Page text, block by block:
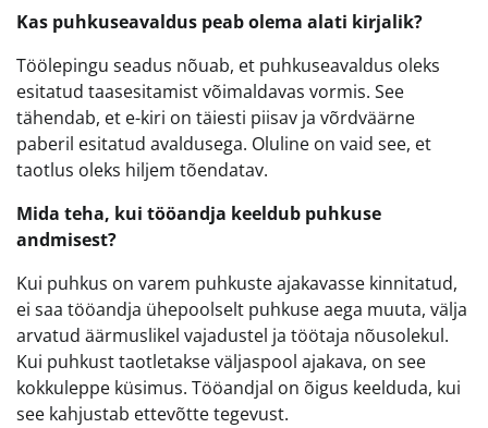
Kas puhkuseavaldus peab olema alati kirjalik?
Töölepingu seadus nõuab, et puhkuseavaldus oleks
esitatud taasesitamist võimaldavas vormis. See
tähendab, et e-kiri on täiesti piisav ja võrdväärne
paberil esitatud avaldusega. Oluline on vaid see, et
taotlus oleks hiljem tõendatav.
Mida teha, kui tööandja keeldub puhkuse
andmisest?
Kui puhkus on varem puhkuste ajakavasse kinnitatud,
ei saa tööandja ühepoolselt puhkuse aega muuta, välja
arvatud äärmuslikel vajadustel ja töötaja nõusolekul.
Kui puhkust taotletakse väljaspool ajakava, on see
kokkuleppe küsimus. Tööandjal on õigus keelduda, kui
see kahjustab ettevõtte tegevust.